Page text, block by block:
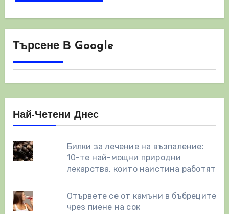
Търсене В Google
Най-Четени Днес
Билки за лечение на възпаление:
10-те най-мощни природни
лекарства, които наистина работят
Отървете се от камъни в бъбреците
чрез пиене на сок